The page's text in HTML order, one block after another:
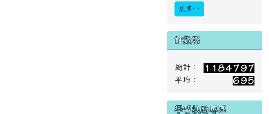
更多…
計數器
總計：
平均：
學習扶助專區